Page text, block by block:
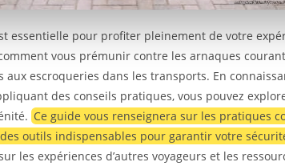
essentielle pour profiter pleinement de votre
vous prémunir contre les arnaques
escroqueries dans les transports. En
des conseils pratiques, vous pouvez
Ce guide vous renseignera sur les pratiques
outils indispensables pour garantir votre
les expériences d’autres voyageurs et les